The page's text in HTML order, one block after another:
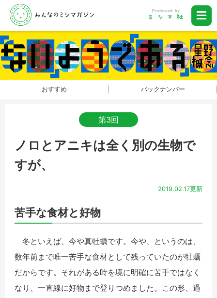
おすすめ バックナンバー
第3回
ノロとアニキは全く別の生物で
すが、
2019.02.17更新
苦手な食材と好物
冬といえば、今や真牡蠣です。今や、というのは、
数年前まで唯一苦手な食材として残っていたのが牡蠣
だからです。それがある時を境に明確に苦手ではなく
なり、一直線に好物まで登りつめました。この形、過